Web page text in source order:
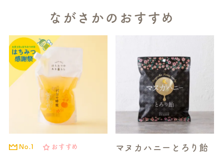
ながさかのおすすめ
No.1 おすすめ マヌカハニーとろり飴